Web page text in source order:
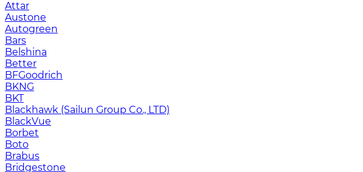
Attar
Austone
Autogreen
Bars
Belshina
Better
BFGoodrich
BKNG
BKT
Blackhawk (Sailun Group Co., LTD)
BlackVue
Borbet
Boto
Brabus
Bridgestone